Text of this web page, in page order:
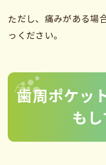
ただし、痛みがある場
っください。
歯周ポケッ
もし